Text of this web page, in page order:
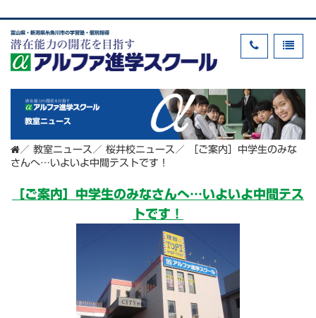
富山県・新潟県糸魚川市の学習塾・個別指導
教室ニュース
／ 教室ニュース ／ 桜井校ニュース ／
［ご案内］中学生のみな
さんへ…いよいよ中間テストです！
［ご案内］中学生のみなさんへ…いよいよ中間テス
トです！